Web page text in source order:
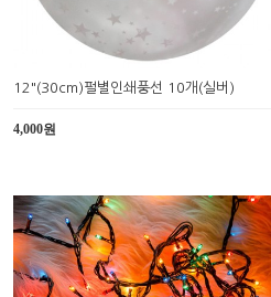
12"(30cm)펄별인쇄풍선 10개(실버)
4,000원